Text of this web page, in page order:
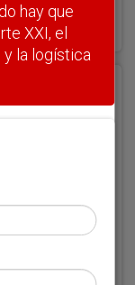
hay que
XXI, el
la logística